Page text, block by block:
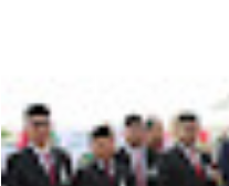
Kapolda Aceh Tutup
dan Pembaretan 65
Satbrimob Polda Aceh